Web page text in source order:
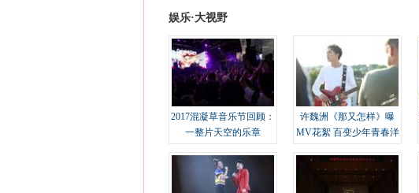
娱乐·大视野
2017混凝草音乐节回顾：
一整片天空的乐章
许魏洲《那又怎样》曝
MV花絮 百变少年青春洋